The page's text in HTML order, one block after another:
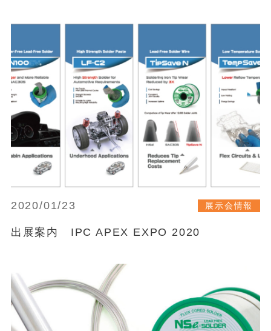
2020/01/23 展示会情報
出展案内 IPC APEX EXPO 2020